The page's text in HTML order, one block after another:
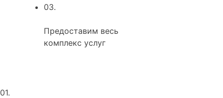
03.
Предоставим весь
комплекс услуг
01.